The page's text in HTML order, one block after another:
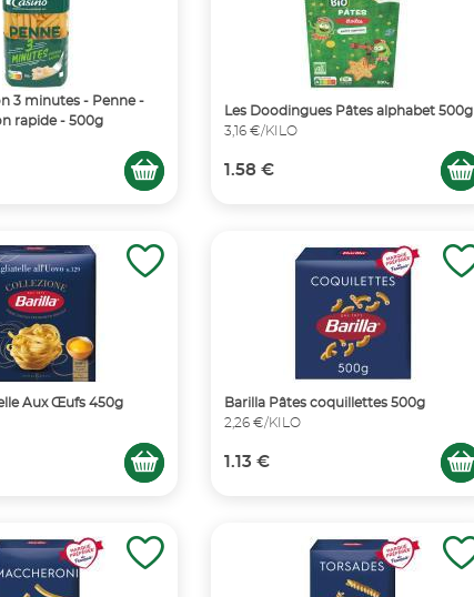
3 minutes - Penne -
rapide - 500g
Les Doodingues Pâtes alphabet 500g
3,16 €/KILO
1.58 €
Aux Œufs 450g
Barilla Pâtes coquillettes 500g
2,26 €/KILO
1.13 €